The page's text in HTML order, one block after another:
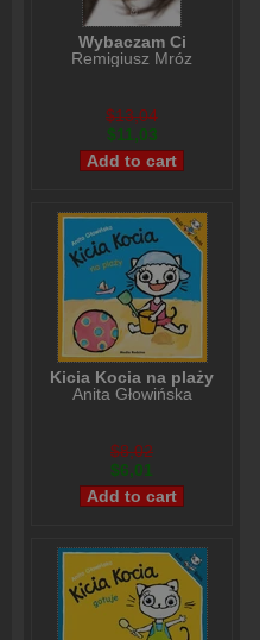
Wybaczam Ci
Remigiusz Mróz
$13,04
$11,03
Kicia Kocia na plaży
Anita Głowińska
$8,02
$6,01